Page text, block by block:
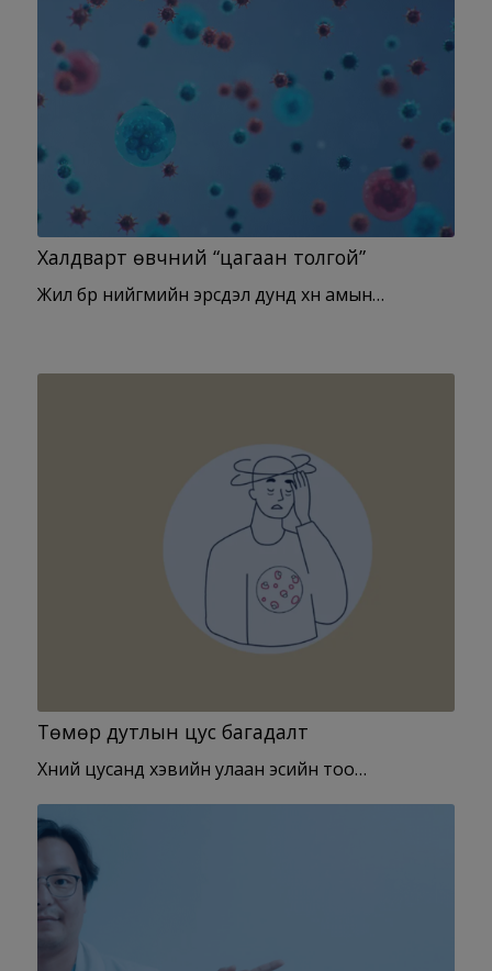
Халдварт өвчний “цагаан толгой”
Жил бүр нийгмийн эрсдэл дунд хүн амын…
Төмөр дутлын цус багадалт
Хүний цусанд хэвийн улаан эсийн тоо…